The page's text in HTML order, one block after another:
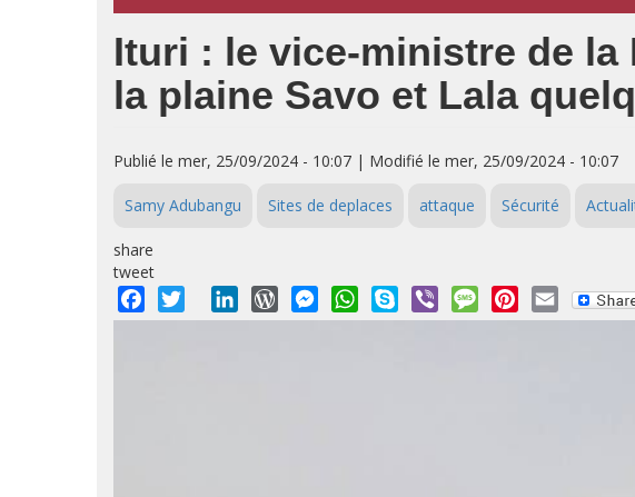
Ituri : le vice-ministre de la
la plaine Savo et Lala
Publié le mer, 25/09/2024 - 10:07 | Modifié le mer, 25/09/2024 - 10:07
Samy Adubangu Sites de deplaces attaque Sécurité
share
tweet
Facebook
Twitter LinkedInWordPressMessengerWhatsApp
Skype Viber MessagePinterest
Email